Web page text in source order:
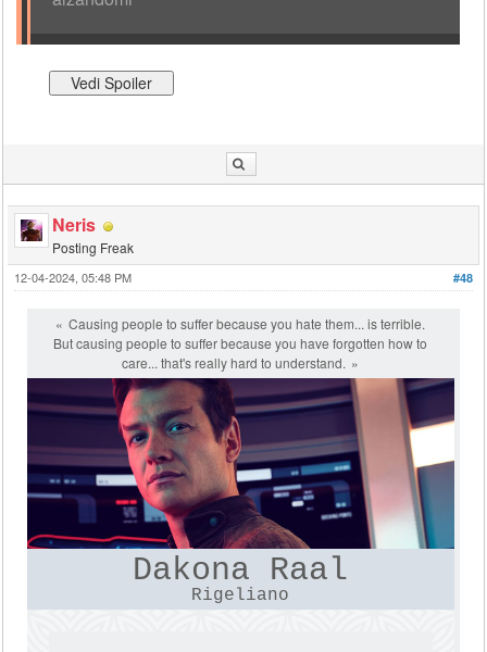
Neris
Posting Freak
#48
12-04-2024, 05:48 PM
Causing people to suffer because you hate them... is terrible.
But causing people to suffer because you have forgotten how to
care... that's really hard to understand.
Dakona Raal
Rigeliano